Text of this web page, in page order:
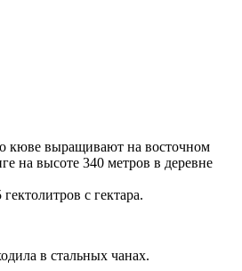
кюве выращивают на восточном
на высоте 340 метров в деревне
с гектара.
в стальных чанах.